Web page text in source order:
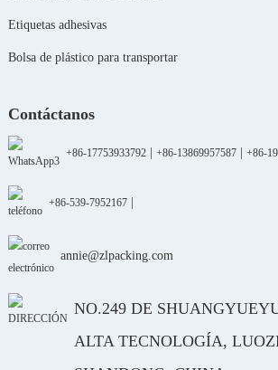
Etiquetas adhesivas
Bolsa de plástico para transportar
Contáctanos
+86-17753933792| +86-13869957587| +86-
+86-539-7952167|
annie@zlpacking.com
NO.249 DE
ALTA TECNOLOGÍA,